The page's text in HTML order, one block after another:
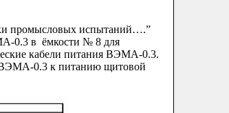
промысловых испытаний….”
0.3 в ёмкости № 8 для
кабели питания ВЭМА-0.3.
ВЭМА-0.3 к питанию щитовой